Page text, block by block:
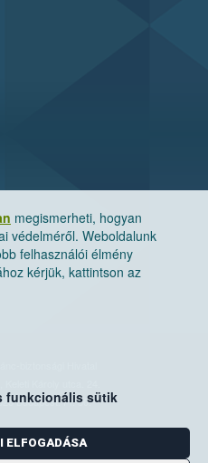
megismerheti, hogyan
védelméről. Weboldalunk
felhasználói élmény
kérjük, kattintson az
funkcionális sütik
ELFOGADÁSA
biztonsági Hivatal
Budapest. Pf. 30.